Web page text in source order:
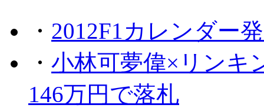
・ 2012F1カレンダー
・ 小林可夢偉×リンキ
146万円で落札